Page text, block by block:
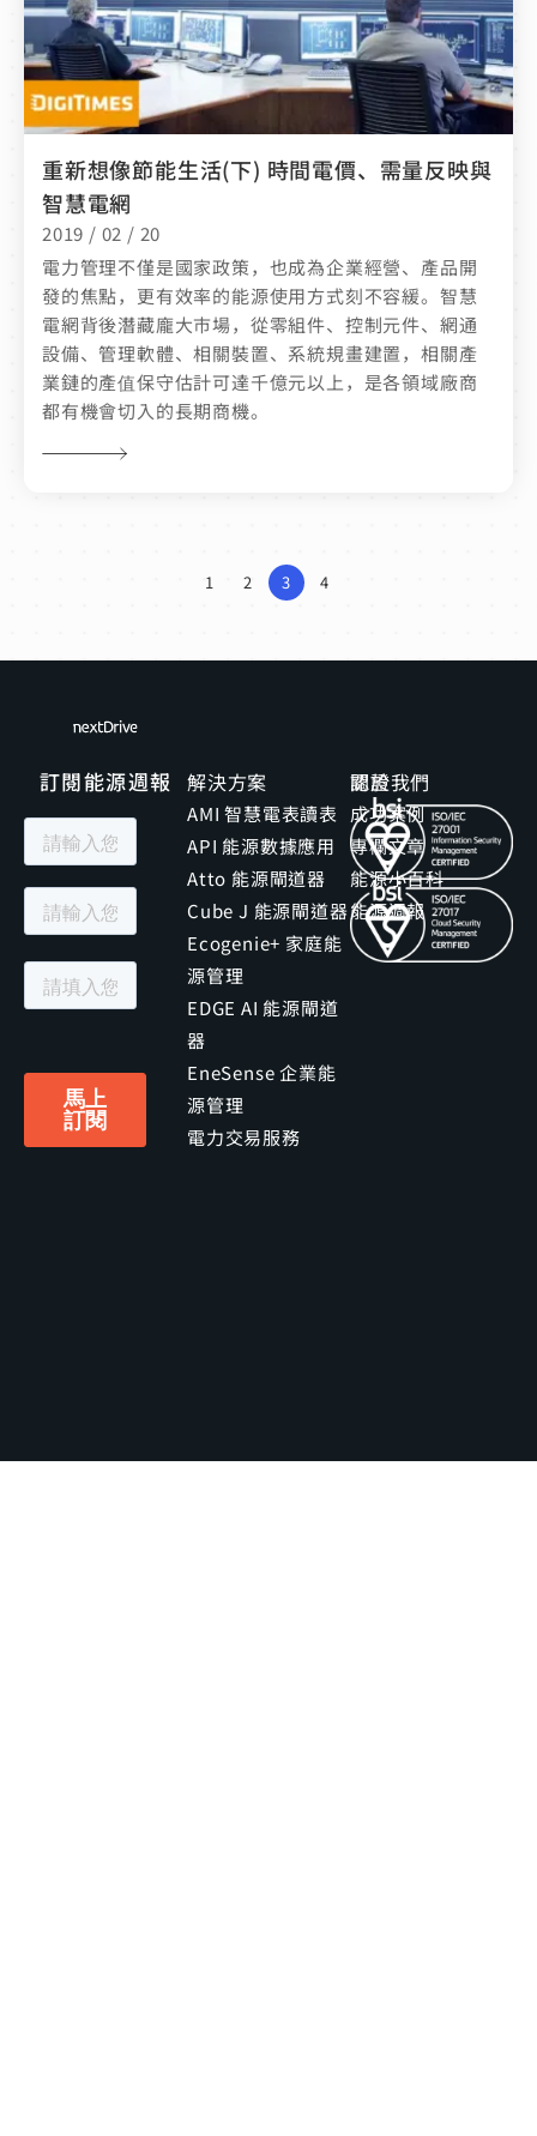
重新想像節能生活(下) 時間電價、需量反映與
智慧電網
2019 / 02 / 20
電力管理不僅是國家政策，也成為企業經營、產品開
發的焦點，更有效率的能源使用方式刻不容緩。智慧
電網背後潛藏龐大市場，從零組件、控制元件、網通
設備、管理軟體、相關裝置、系統規畫建置，相關產
業鏈的產值保守估計可達千億元以上，是各領域廠商
都有機會切入的長期商機。
1 2 3 4
訂閱能源週報 解決方案
AMI 智慧電表讀表
API 能源數據應用
Atto 能源閘道器
Cube J 能源閘道器
Ecogenie+ 家庭能
源管理
EDGE AI 能源閘道
器
EneSense 企業能
源管理
電力交易服務
關於我們
成功案例
專欄文章
能源小百科
能源週報
認證